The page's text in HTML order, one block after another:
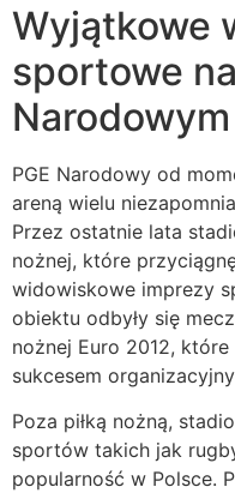
Wyjątkowe
sportowe
Narodowym
PGE Narodowy od
areną wielu
Przez ostatnie lata
nożnej, które
widowiskowe imprezy
obiektu odbyły się
nożnej Euro 2012,
sukcesem
Poza piłką nożną,
sportów takich jak
popularność w Polsce.